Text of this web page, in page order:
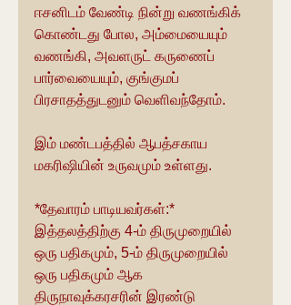
ஈசனிடம் வேண்டி நின்று வணங்கிக்
கொண்டது போல, அம்மையையும்
வணங்கி, அவளருட் கருணைப்
பார்வையையும், குங்குமப்
பிரசாதத்துடனும் வெளிவந்தோம்.
இம் மண்டபத்தில் ஆபத்சகாய
மகரிஷியின் உருவமும் உள்ளது.
*தேவாரம் பாடியவர்கள்:*
இத்தலத்திற்கு 4-ம் திருமுறையில்
ஒரு பதிகமும், 5-ம் திருமுறையில்
ஒரு பதிகமும் ஆக
திருநாவுக்கரசரின் இரண்டு